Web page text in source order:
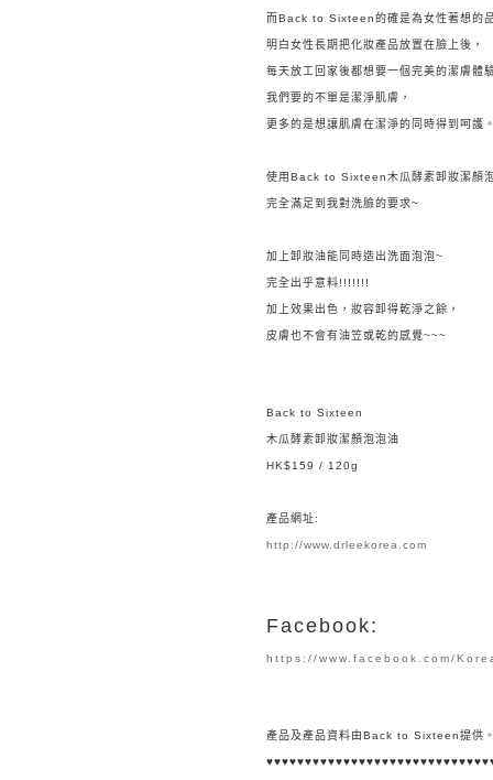
而Back to Sixteen的確是為女性著想的品
明白女性長期把化妝產品放置在臉上後，
每天放工回家後都想要一個完美的潔膚體
我們要的不單是潔淨肌膚，
更多的是想讓肌膚在潔淨的同時得到呵護。
使用Back to Sixteen木瓜酵素卸妝潔顏泡
完全滿足到我對洗臉的要求~
加上卸妝油能同時造出洗面泡泡~
完全出乎意料!!!!!!!
加上效果出色，妝容卸得乾淨之餘，
皮膚也不會有油笠或乾的感覺~~~
Back to Sixteen
木瓜酵素卸妝潔顏泡泡油
HK$159 / 120g
產品網址:
http://www.drleekorea.com
Facebook:
https://www.facebook.com/
產品及產品資料由Back to Sixteen提供。
♥♥♥♥♥♥♥♥♥♥♥♥♥♥♥♥♥♥♥♥♥♥♥♥♥♥♥